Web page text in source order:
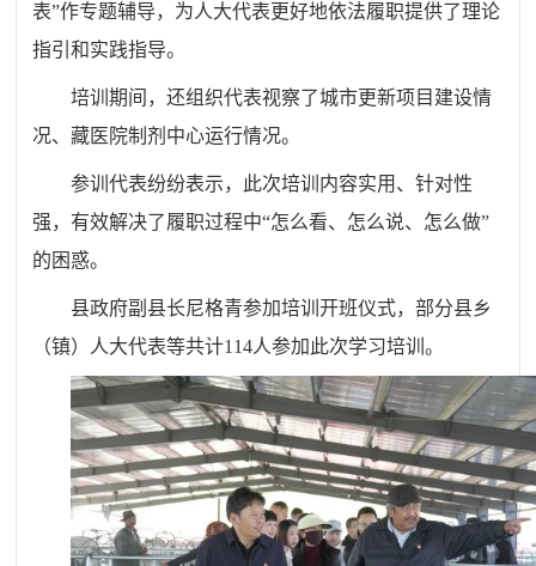
表”作专题辅导，为人大代表更好地依法履职提供了理论
指引和实践指导。
培训期间，还组织代表视察了城市更新项目建设情
况、藏医院制剂中心运行情况。
参训代表纷纷表示，此次培训内容实用、针对性
强，有效解决了履职过程中“怎么看、怎么说、怎么做”
的困惑。
县政府副县长尼格青参加培训开班仪式，部分县乡
（镇）人大代表等共计114人参加此次学习培训。